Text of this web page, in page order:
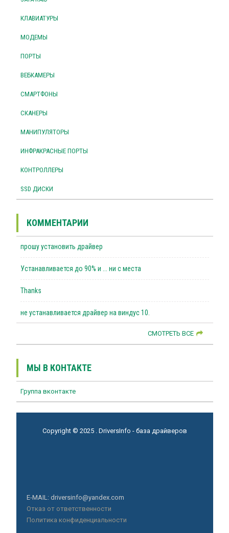
КЛАВИАТУРЫ
МОДЕМЫ
ПОРТЫ
ВЕБКАМЕРЫ
СМАРТФОНЫ
СКАНЕРЫ
МАНИПУЛЯТОРЫ
ИНФРАКРАСНЫЕ ПОРТЫ
КОНТРОЛЛЕРЫ
SSD ДИСКИ
КОММЕНТАРИИ
прошу установить драйвер
Устанавливается до 90% и ... ни с места
Thanks
не устанавливается драйвер на виндус 10.
СМОТРЕТЬ ВСЕ
МЫ В КОНТАКТЕ
Группа вконтакте
Copyright © 2025 . DriversInfo - база драйверов
E-MAIL: driversinfo@yandex.com
Отказ от ответственности
Политика конфиденциальности